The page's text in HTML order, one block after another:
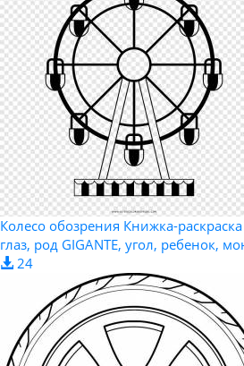
Колесо обозрения Книжка-
глаз, род GIGANTE, угол, ребенок,
24